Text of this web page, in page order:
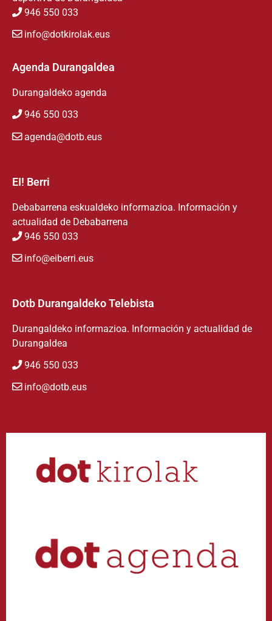
946 550 033
info@dotkirolak.eus
Agenda Durangaldea
Durangaldeko agenda
946 550 033
agenda@dotb.eus
EI! Berri
Debabarrena eskualdeko informazioa. Información y
actualidad de Debabarrena
946 550 033
info@eiberri.eus
Dotb Durangaldeko Telebista
Durangaldeko informazioa. Información y actualidad de
Durangaldea
946 550 033
info@dotb.eus